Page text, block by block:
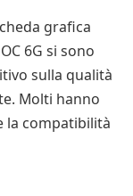
grafica
6G si sono
sulla qualità
Molti hanno
la compatibilità